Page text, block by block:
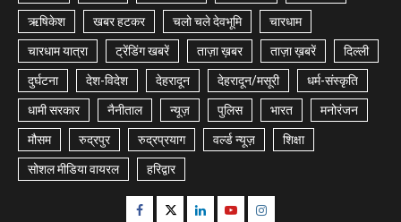
ऋषिकेश खबर हटकर चलो चले देवभूमि चारधाम
चारधाम यात्रा ट्रेंडिंग खबरें ताज़ा ख़बर ताज़ा ख़बरें दिल्ली
दुर्घटना देश-विदेश देहरादून देहरादून/मसूरी धर्म-संस्कृति
धामी सरकार नैनीताल न्यूज़ पुलिस भारत मनोरंजन
मौसम रुद्रपुर रुद्रप्रयाग वर्ल्ड न्यूज़ शिक्षा
सोशल मीडिया वायरल हरिद्वार
Facebook
TwitterLinkedinYoutubeInstagram